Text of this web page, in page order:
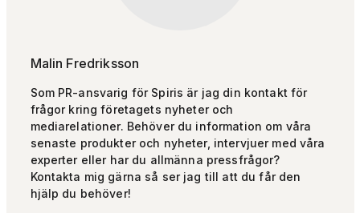
Malin Fredriksson
Som PR-ansvarig för Spiris är jag din kontakt för
frågor kring företagets nyheter och
mediarelationer. Behöver du information om våra
senaste produkter och nyheter, intervjuer med våra
experter eller har du allmänna pressfrågor?
Kontakta mig gärna så ser jag till att du får den
hjälp du behöver!